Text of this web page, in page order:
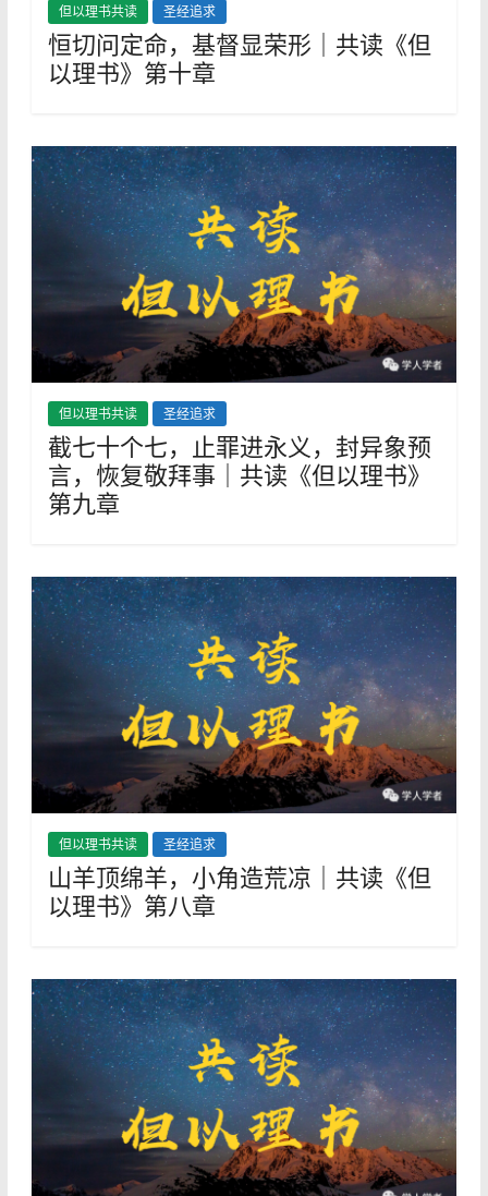
但以理书共读 圣经追求
恒切问定命，基督显荣形｜共读《但
以理书》第十章
但以理书共读 圣经追求
截七十个七，止罪进永义，封异象预
言，恢复敬拜事｜共读《但以理书》
第九章
但以理书共读 圣经追求
山羊顶绵羊，小角造荒凉｜共读《但
以理书》第八章